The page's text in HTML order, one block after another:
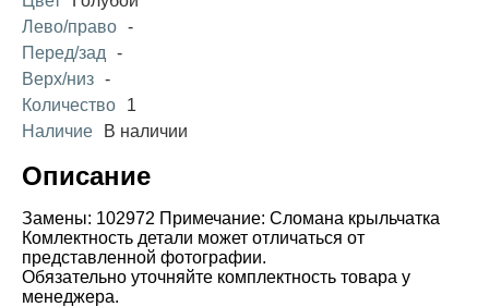
Лево/право -
Перед/зад
-
Верх/низ -
Количество
1
Наличие
В наличии
Описание
Замены: 102972 Примечание: Сломана крыльчатка
Комлектность детали может отличаться от
представленной фотографии.
Обязательно уточняйте комплектность товара у
менеджера.